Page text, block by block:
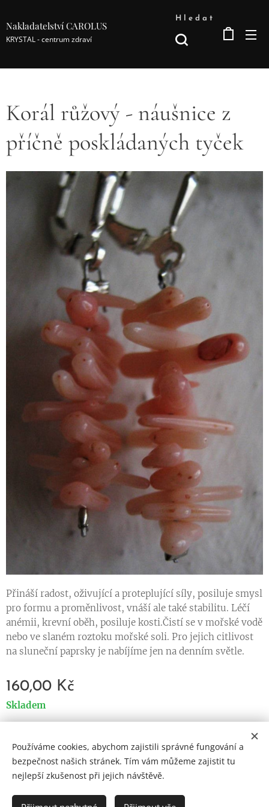
Nakladatelství CAROLUS
KRYSTAL - centrum zdraví
Hledat
Korál růžový - náušnice z
příčně poskládaných tyček
Přináší radost, oživující a proteplující síly, posiluje smysl
pro formu a proměnlivost, vnáší ale také stabilitu. Léčí
anémii, krevní oběh, posiluje kosti.Čistí se v mořské vodě
nebo ve slaném roztoku mořské soli. Pro jejich citlivost
na sluneční paprsky je nabíjíme jen na denním světle.
160,00 Kč
Skladem
Cookies
Jazyky
Čeština
English
Používáme cookies, abychom zajistili správné fungování a
bezpečnost našich stránek. Tím vám můžeme zajistit tu
nejlepší zkušenost při jejich návštěvě.